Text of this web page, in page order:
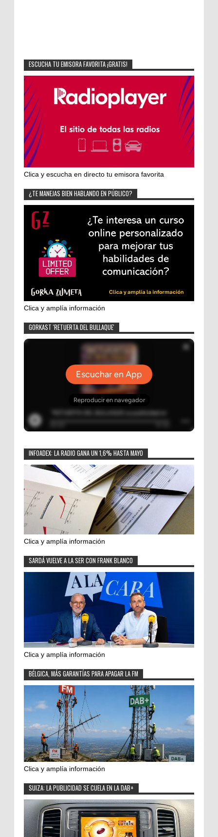
ESCUCHA TU EMISORA FAVORITA ¡GRATIS!
Clica y escucha en directo tu emisora favorita
¿TE MANEJAS BIEN HABLANDO EN PÚBLICO?
Clica y amplía información
GORKAST 'RETUERTA DEL BULLAQUE'
INFOADEX: LA RADIO GANA UN 1,6% HASTA MAYO
Clica y amplía información
SARDÁ VUELVE A LA SER CON FRANK BLANCO
Clica y amplía información
BÉLGICA, MÁS GARANTÍAS PARA APAGAR LA FM
Clica y amplía información
SUIZA: LA PUBLICIDAD SE CUELA EN LA DAB+